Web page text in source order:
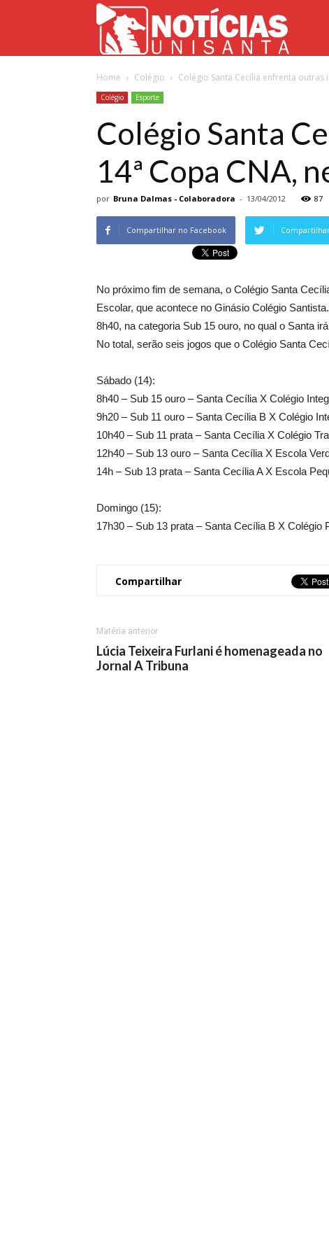
Home Colégio Colégio Santa Cecília enfrenta outras
Colégio Esporte
Colégio Santa
14ª Copa CNA,
por Bruna Dalmas - Colaboradora - 13/04/2012 87
Compartilhar no Facebook
No próximo fim de semana, o Colégio Santa
Escolar, que acontece no Ginásio Colégio
8h40, na categoria Sub 15 ouro, no qual o Santa
No total, serão seis jogos que o Colégio Santa
Sábado (14):
8h40 – Sub 15 ouro – Santa Cecília X Colégio
9h20 – Sub 11 ouro – Santa Cecília B X Colégio
10h40 – Sub 11 prata – Santa Cecília X Colégio
12h40 – Sub 13 ouro – Santa Cecília X Escola
14h – Sub 13 prata – Santa Cecília A X Escola
Domingo (15):
17h30 – Sub 13 prata – Santa Cecília B X Colégio
Compartilhar
Matéria anterior
Lúcia Teixeira Furlani é homenageada no
Jornal A Tribuna